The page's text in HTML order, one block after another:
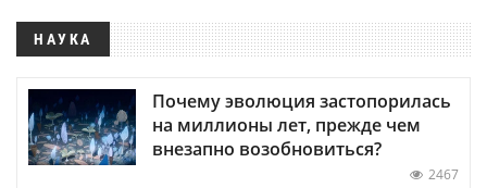
НАУКА
Почему эволюция застопорилась
на миллионы лет, прежде чем
внезапно возобновиться?
2467